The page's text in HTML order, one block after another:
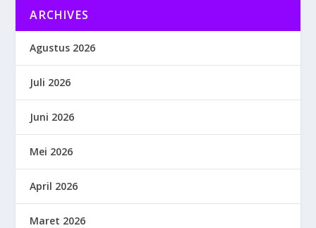
ARCHIVES
Agustus 2026
Juli 2026
Juni 2026
Mei 2026
April 2026
Maret 2026